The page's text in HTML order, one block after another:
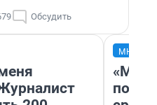
Обсудить